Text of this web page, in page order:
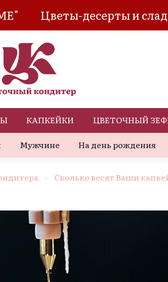
и сладкие букеты на
КАПКЕЙКИ ЦВЕТОЧНЫЙ
Мужчине На день рождения
Сколько весят Ваши